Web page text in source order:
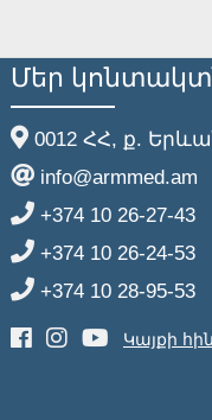
Մեր
0012 ՀՀ, ք.
info@armmed.am
+374 10 26-27-43
+374 10 26-24-53
+374 10 28-95-53
Կայքի